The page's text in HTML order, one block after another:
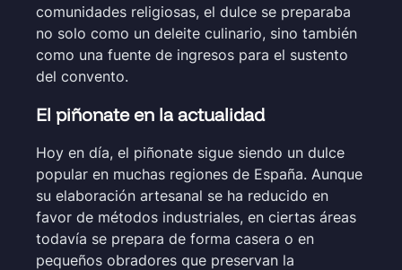
comunidades religiosas, el dulce se preparaba
no solo como un deleite culinario, sino también
como una fuente de ingresos para el sustento
del convento.
El piñonate en la actualidad
Hoy en día, el piñonate sigue siendo un dulce
popular en muchas regiones de España. Aunque
su elaboración artesanal se ha reducido en
favor de métodos industriales, en ciertas áreas
todavía se prepara de forma casera o en
pequeños obradores que preservan la